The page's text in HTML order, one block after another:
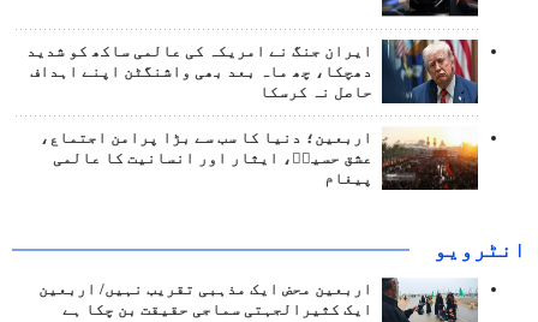
ایران جنگ نے امریکہ کی عالمی ساکھ کو شدید
دھچکا، چھ ماہ بعد بھی واشنگٹن اپنے اہداف
حاصل نہ کرسکا
اربعین؛ دنیا کا سب سے بڑا پرامن اجتماع،
عشق حسینؑ، ایثار اور انسانیت کا عالمی
پیغام
انٹرويو
اربعین محض ایک مذہبی تقریب نہیں/ اربعین
ایک کثیرالجہتی سماجی حقیقت بن چکا ہے